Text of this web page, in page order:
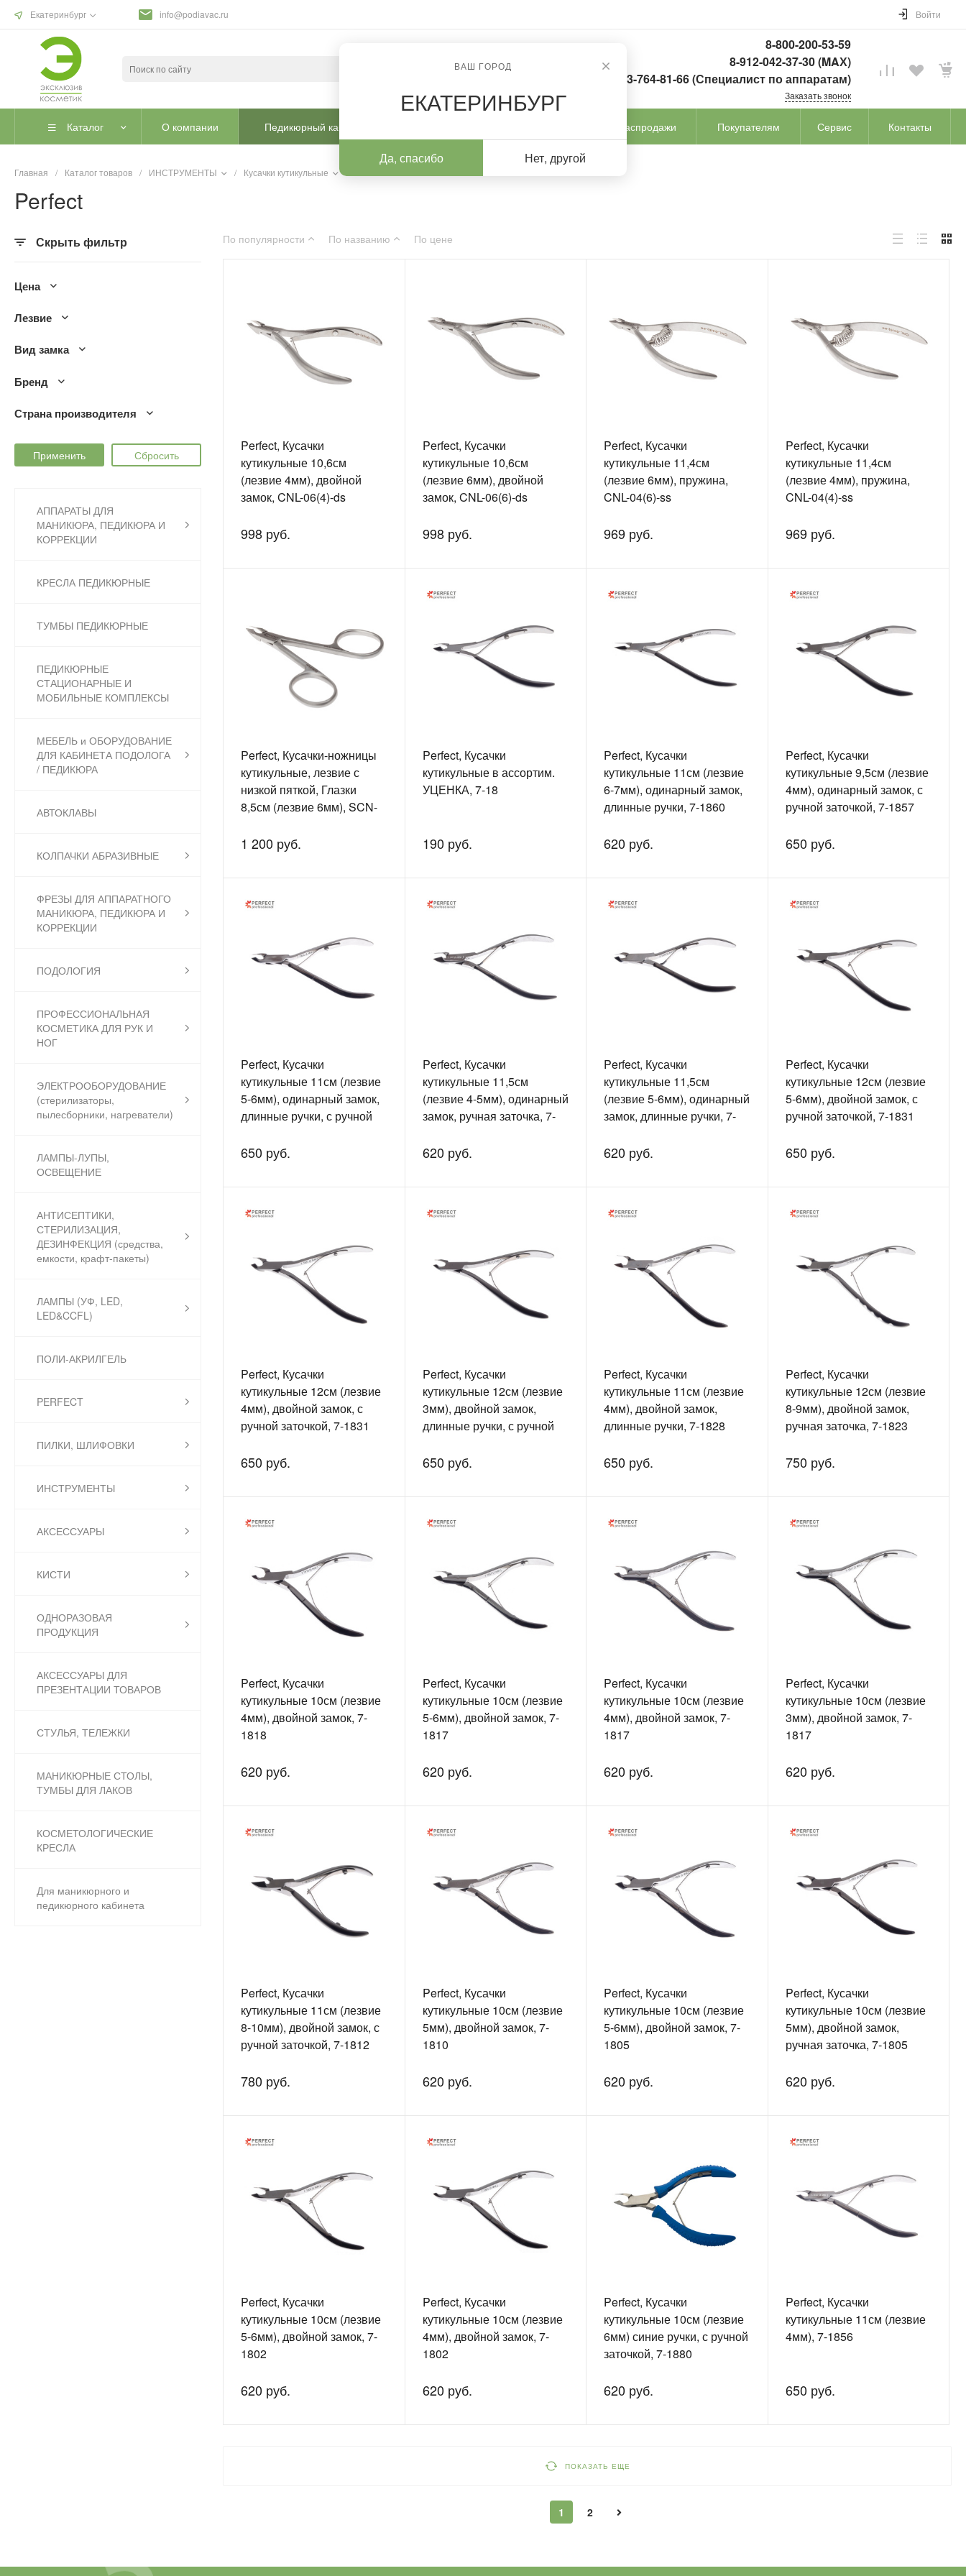
Екатеринбург
ВАШ ГОРОД
ЕКАТЕРИНБУРГ
Да, спасибо Нет, другой
info@podiavac.ru Войти
8-800-200-53-59
8-912-042-37-30 (MAХ)
8-963-764-81-66 (Специалист по аппаратам)
Заказать звонок
Каталог О компании Педикюрный кабинет Распродажи Покупателям Сервис Контакты
Главная / Каталог товаров / ИНСТРУМЕНТЫ / Кусачки кутикульные
Perfect
Скрыть фильтр
Цена
Лезвие
Вид замка
Бренд
Страна производителя
АППАРАТЫ ДЛЯ
МАНИКЮРА, ПЕДИКЮРА И
КОРРЕКЦИИ
КРЕСЛА ПЕДИКЮРНЫЕ
ТУМБЫ ПЕДИКЮРНЫЕ
ПЕДИКЮРНЫЕ
СТАЦИОНАРНЫЕ И
МОБИЛЬНЫЕ КОМПЛЕКСЫ
МЕБЕЛЬ и ОБОРУДОВАНИЕ
ДЛЯ КАБИНЕТА ПОДОЛОГА
/ ПЕДИКЮРА
АВТОКЛАВЫ
КОЛПАЧКИ АБРАЗИВНЫЕ
ФРЕЗЫ ДЛЯ АППАРАТНОГО
МАНИКЮРА, ПЕДИКЮРА И
КОРРЕКЦИИ
ПОДОЛОГИЯ
ПРОФЕССИОНАЛЬНАЯ
КОСМЕТИКА ДЛЯ РУК И
НОГ
ЭЛЕКТРООБОРУДОВАНИЕ
(стерилизаторы,
пылесборники, нагреватели)
ЛАМПЫ-ЛУПЫ,
ОСВЕЩЕНИЕ
АНТИСЕПТИКИ,
СТЕРИЛИЗАЦИЯ,
ДЕЗИНФЕКЦИЯ (средства,
емкости, крафт-пакеты)
ЛАМПЫ (УФ, LED,
LED&CCFL)
ПОЛИ-АКРИЛГЕЛЬ
PERFECT
ПИЛКИ, ШЛИФОВКИ
ИНСТРУМЕНТЫ
АКСЕССУАРЫ
КИСТИ
ОДНОРАЗОВАЯ
ПРОДУКЦИЯ
АКСЕССУАРЫ ДЛЯ
ПРЕЗЕНТАЦИИ ТОВАРОВ
СТУЛЬЯ, ТЕЛЕЖКИ
МАНИКЮРНЫЕ СТОЛЫ,
ТУМБЫ ДЛЯ ЛАКОВ
КОСМЕТОЛОГИЧЕСКИЕ
КРЕСЛА
Для маникюрного и
педикюрного кабинета
По популярности По названию По цене
Perfect, Кусачки
кутикульные 10,6см
(лезвие 4мм), двойной
замок, CNL-06(4)-ds
998 руб.
Perfect, Кусачки
кутикульные 10,6см
(лезвие 6мм), двойной
замок, CNL-06(6)-ds
998 руб.
Perfect, Кусачки
кутикульные 11,4см
(лезвие 6мм), пружина,
CNL-04(6)-ss
969 руб.
Perfect, Кусачки
кутикульные 11,4см
(лезвие 4мм), пружина,
CNL-04(4)-ss
969 руб.
Perfect, Кусачки-ножницы
кутикульные, лезвие с
низкой пяткой, Глазки
8,5см (лезвие 6мм), SCN-
1 200 руб.
Perfect, Кусачки
кутикульные в ассортим.
УЦЕНКА, 7-18
190 руб.
Perfect, Кусачки
кутикульные 11см (лезвие
6-7мм), одинарный замок,
длинные ручки, 7-1860
620 руб.
Perfect, Кусачки
кутикульные 9,5см (лезвие
4мм), одинарный замок, с
ручной заточкой, 7-1857
650 руб.
Perfect, Кусачки
кутикульные 11см (лезвие
5-6мм), одинарный замок,
длинные ручки, с ручной
650 руб.
Perfect, Кусачки
кутикульные 11,5см
(лезвие 4-5мм), одинарный
замок, ручная заточка, 7-
620 руб.
Perfect, Кусачки
кутикульные 11,5см
(лезвие 5-6мм), одинарный
замок, длинные ручки, 7-
620 руб.
Perfect, Кусачки
кутикульные 12см (лезвие
5-6мм), двойной замок, с
ручной заточкой, 7-1831
650 руб.
Perfect, Кусачки
кутикульные 12см (лезвие
4мм), двойной замок, с
ручной заточкой, 7-1831
650 руб.
Perfect, Кусачки
кутикульные 12см (лезвие
3мм), двойной замок,
длинные ручки, с ручной
650 руб.
Perfect, Кусачки
кутикульные 11см (лезвие
4мм), двойной замок,
длинные ручки, 7-1828
650 руб.
Perfect, Кусачки
кутикульные 12см (лезвие
8-9мм), двойной замок,
ручная заточка, 7-1823
750 руб.
Perfect, Кусачки
кутикульные 10см (лезвие
4мм), двойной замок, 7-
1818
620 руб.
Perfect, Кусачки
кутикульные 10см (лезвие
5-6мм), двойной замок, 7-
1817
620 руб.
Perfect, Кусачки
кутикульные 10см (лезвие
4мм), двойной замок, 7-
1817
620 руб.
Perfect, Кусачки
кутикульные 10см (лезвие
3мм), двойной замок, 7-
1817
620 руб.
Perfect, Кусачки
кутикульные 11см (лезвие
8-10мм), двойной замок, с
ручной заточкой, 7-1812
780 руб.
Perfect, Кусачки
кутикульные 10см (лезвие
5мм), двойной замок, 7-
1810
620 руб.
Perfect, Кусачки
кутикульные 10см (лезвие
5-6мм), двойной замок, 7-
1805
620 руб.
Perfect, Кусачки
кутикульные 10см (лезвие
5мм), двойной замок,
ручная заточка, 7-1805
620 руб.
Perfect, Кусачки
кутикульные 10см (лезвие
5-6мм), двойной замок, 7-
1802
620 руб.
Perfect, Кусачки
кутикульные 10см (лезвие
4мм), двойной замок, 7-
1802
620 руб.
Perfect, Кусачки
кутикульные 10см (лезвие
6мм) синие ручки, с ручной
заточкой, 7-1880
620 руб.
Perfect, Кусачки
кутикульные 11см (лезвие
4мм), 7-1856
650 руб.
ПОКАЗАТЬ ЕЩЕ
1 2